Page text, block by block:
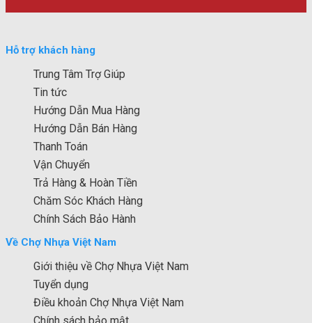
Hỗ trợ khách hàng
Trung Tâm Trợ Giúp
Tin tức
Hướng Dẫn Mua Hàng
Hướng Dẫn Bán Hàng
Thanh Toán
Vận Chuyển
Trả Hàng & Hoàn Tiền
Chăm Sóc Khách Hàng
Chính Sách Bảo Hành
Về Chợ Nhựa Việt Nam
Giới thiệu về Chợ Nhựa Việt Nam
Tuyển dụng
Điều khoản Chợ Nhựa Việt Nam
Chính sách bảo mật